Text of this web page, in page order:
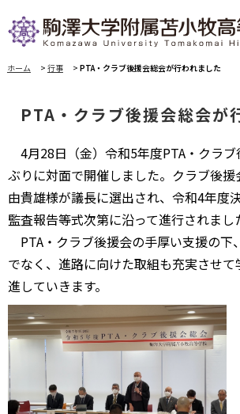
ホーム > 行事 > PTA・クラブ後援会総会が行われました
PTA・クラブ後援会総会が
4月28日（金）令和5年度PTA・クラブ
ぶりに対面で開催しました。クラブ後
由貴雄様が議長に選出され、令和4年度
監査報告等式次第に沿って進行されまし
PTA・クラブ後援会の手厚い支援の下
でなく、進路に向けた取組も充実させ
進していきます。